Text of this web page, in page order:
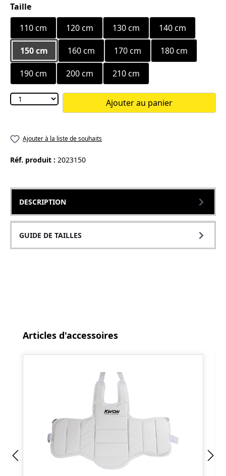
Sélectionnez
Taille
110 cm
120 cm 130 cm 140 cm
150 cm 160 cm 170 cm 180 cm
190 cm 200 cm 210 cm
Ajouter au panier
Ajouter à la liste de souhaits
Réf. produit : 2023150
DESCRIPTION
GUIDE DE TAILLES
Ignorer la galerie de produits
Articles d'accessoires